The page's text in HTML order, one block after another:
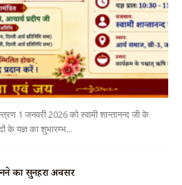
1 जनवरी 2026 को स्वामी शान्तानन्द जी के
के यज्ञ का शुभारम्भ...
का सुनहरा अवसर